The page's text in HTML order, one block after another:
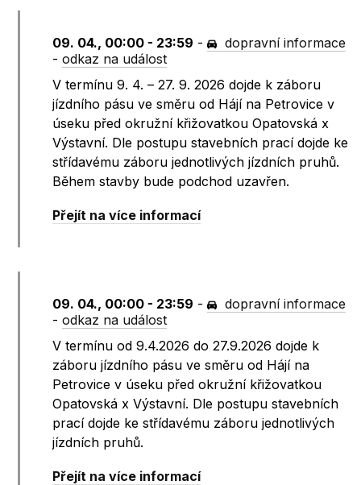
09. 04., 00:00 - 23:59 -
dopravní informace
-odkaz na událost
V termínu 9. 4. – 27. 9. 2026 dojde k záboru
jízdního pásu ve směru od Hájí na Petrovice v
úseku před okružní křižovatkou Opatovská x
Výstavní. Dle postupu stavebních prací dojde ke
střídavému záboru jednotlivých jízdních pruhů.
Během stavby bude podchod uzavřen.
Přejít na více informací
09. 04., 00:00 - 23:59 -
dopravní informace
-odkaz na událost
V termínu od 9.4.2026 do 27.9.2026 dojde k
záboru jízdního pásu ve směru od Hájí na
Petrovice v úseku před okružní křižovatkou
Opatovská x Výstavní. Dle postupu stavebních
prací dojde ke střídavému záboru jednotlivých
jízdních pruhů.
Přejít na více informací